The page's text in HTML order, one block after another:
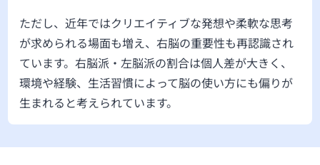
ただし、近年ではクリエイティブな発想や柔軟な思考
が求められる場面も増え、右脳の重要性も再認識され
ています。右脳派・左脳派の割合は個人差が大きく、
環境や経験、生活習慣によって脳の使い方にも偏りが
生まれると考えられています。